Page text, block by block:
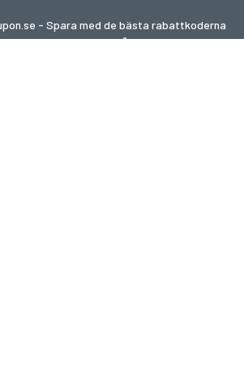
- Spara med de bästa rabattkoderna
Alla rättigheter förbehållna.